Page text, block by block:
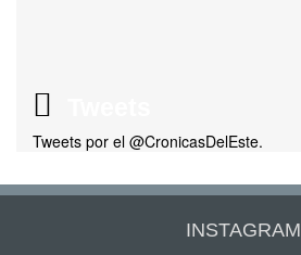
Tweets por el @CronicasDelEste.
INSTAGRAM